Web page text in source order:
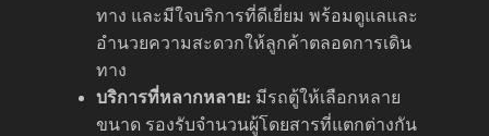
ทาง และมีใจบริการที่ดีเยี่ยม พร้อมดูแลและ
อำนวยความสะดวกให้ลูกค้าตลอดการเดิน
ทาง
บริการที่หลากหลาย: มีรถตู้ให้เลือกหลาย
ขนาด รองรับจำนวนผู้โดยสารที่แตกต่างกัน